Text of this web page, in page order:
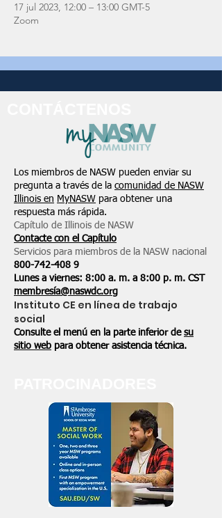
17 jul 2023, 12:00 – 13:00 GMT-5
Zoom
Los miembros de NASW pueden enviar su
pregunta a través de la comunidad de NASW
Illinois en MyNASW para obtener una
respuesta más rápida.
Capítulo de Illinois de NASW
Contacte con el Capítulo
Servicios para miembros de la NASW nacional
800-742-408 9
Lunes a viernes: 8:00 a. m. a 8:00 p. m. CST
membresía@naswdc.org
Instituto CE en línea de trabajo
social
Consulte el menú en la parte inferior de su
sitio web para obtener asistencia técnica.